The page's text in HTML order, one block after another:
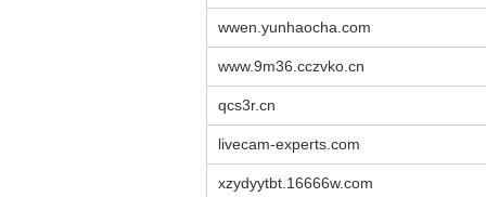
wwen.yunhaocha.com
www.9m36.cczvko.cn
qcs3r.cn
livecam-experts.com
xzydyytbt.16666w.com